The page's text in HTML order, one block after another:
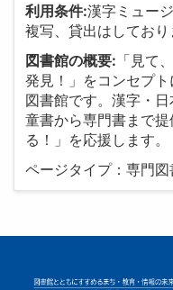
利用条件:漢字ミュー
複写、貸出はしており
図書館の概要: 「見て
発見！」をコンセプ
図書館です。漢字・
童書から専門書まで
る！」を応援します。
ページタイプ：専門図